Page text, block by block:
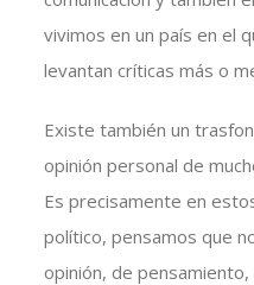
vivimos en un país en el
levantan críticas más o
Existe también un
opinión personal de
Es precisamente en
político, pensamos que
opinión, de